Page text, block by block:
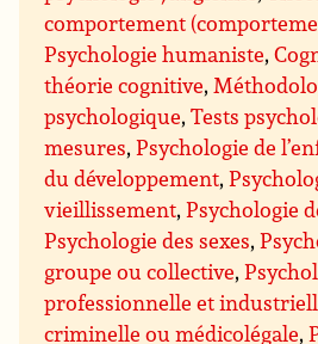
comportement
Psychologie humaniste,
théorie cognitive,
psychologique,Tests
mesures,Psychologie de
du développement,
vieillissement,Psychologie
Psychologie des sexes,
groupe ou collective,
professionnelle et
criminelle ou médicolégale,